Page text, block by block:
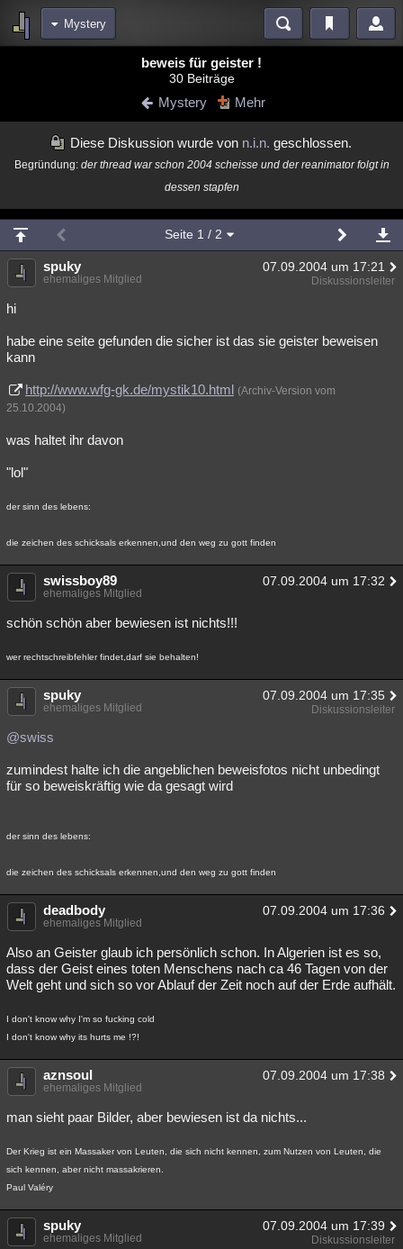
Mystery
Blogs
meine Rubriken
Menschen Wissenschaft Politik Mystery Kriminalfälle
Spiritualität Verschwörungen Technologie Ufologie
Natur Unterhaltung
weitere Rubriken
Astronomie Helpdesk Gruppen Gaming Filme
Übersichten
beweis für geister !
30 Beiträge
Mystery Mehr
Diese Diskussion wurde von n.i.n. geschlossen.
Begründung: der thread war schon 2004 scheisse und der reanimator folgt in
dessen stapfen
Seite 1 / 2
spuky 07.09.2004 um 17:21
ehemaliges Mitglied Diskussionsleiter
hi
habe eine seite gefunden die sicher ist das sie geister beweisen
kann
http://www.wfg-gk.de/mystik10.html (Archiv-Version vom
25.10.2004)
was haltet ihr davon
"lol"
der sinn des lebens:
die zeichen des schicksals erkennen,und den weg zu gott finden
swissboy89 07.09.2004 um 17:32
ehemaliges Mitglied
schön schön aber bewiesen ist nichts!!!
wer rechtschreibfehler findet,darf sie behalten!
spuky 07.09.2004 um 17:35
ehemaliges Mitglied Diskussionsleiter
@swiss
zumindest halte ich die angeblichen beweisfotos nicht unbedingt
für so beweiskräftig wie da gesagt wird
der sinn des lebens:
die zeichen des schicksals erkennen,und den weg zu gott finden
deadbody 07.09.2004 um 17:36
ehemaliges Mitglied
Also an Geister glaub ich persönlich schon. In Algerien ist es so,
dass der Geist eines toten Menschens nach ca 46 Tagen von der
Welt geht und sich so vor Ablauf der Zeit noch auf der Erde aufhält.
I don't know why I'm so fucking cold
I don't know why its hurts me !?!
aznsoul 07.09.2004 um 17:38
ehemaliges Mitglied
man sieht paar Bilder, aber bewiesen ist da nichts...
Der Krieg ist ein Massaker von Leuten, die sich nicht kennen, zum Nutzen von Leuten, die
sich kennen, aber nicht massakrieren.
Paul Valéry
spuky 07.09.2004 um 17:39
ehemaliges Mitglied Diskussionsleiter